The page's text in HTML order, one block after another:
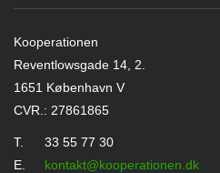
Kooperationen
Reventlowsgade 14, 2.
1651 København V
CVR.: 27861865
T.
33 55 77 30
E.
kontakt@kooperationen.dk